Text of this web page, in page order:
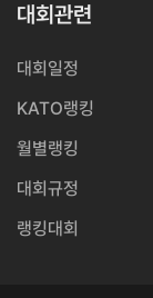
대회관련
대회일정
KATO랭킹
월별랭킹
대회규정
랭킹대회